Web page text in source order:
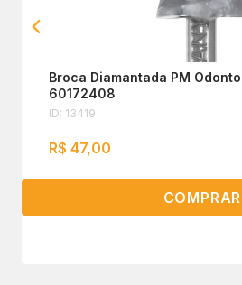
Broca Diamantada PM
60172408
ID: 13419
R$ 47,00
COMPRAR